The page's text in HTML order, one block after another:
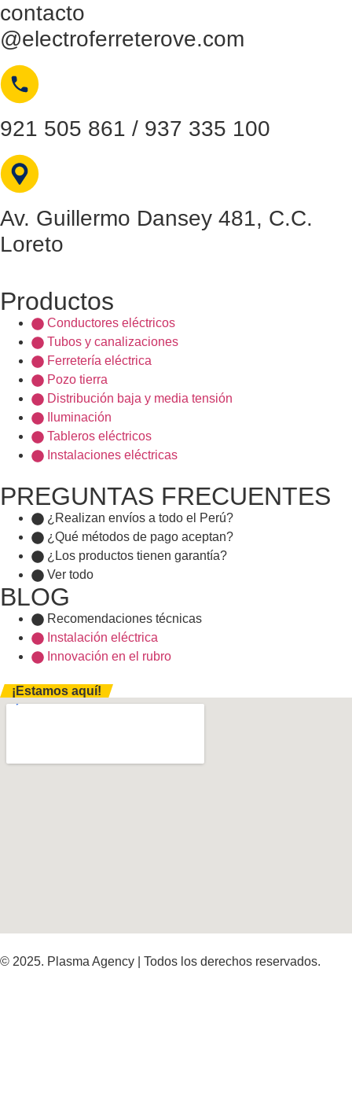
contacto
@electroferreterove.com
921 505 861 / 937 335 100
Av. Guillermo Dansey 481, C.C.
Loreto
Productos
Conductores eléctricos
Tubos y canalizaciones
Ferretería eléctrica
Pozo tierra
Distribución baja y media tensión
Iluminación
Tableros eléctricos
Instalaciones eléctricas
PREGUNTAS FRECUENTES
¿Realizan envíos a todo el Perú?
¿Qué métodos de pago aceptan?
¿Los productos tienen garantía?
Ver todo
BLOG
Recomendaciones técnicas
Instalación eléctrica
Innovación en el rubro
¡Estamos aquí!
© 2025. Plasma Agency | Todos los derechos reservados.